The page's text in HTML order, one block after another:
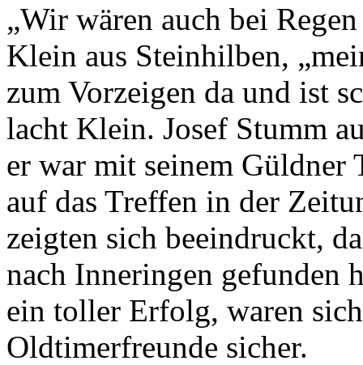
„Wir wären auch bei
Klein aus Steinhilben,
zum Vorzeigen da und ist
lacht Klein. Josef Stumm
er war mit seinem Güldner
auf das Treffen in der
zeigten sich beeindruckt,
nach Inneringen gefunden
ein toller Erfolg, waren
Oldtimerfreunde sicher.